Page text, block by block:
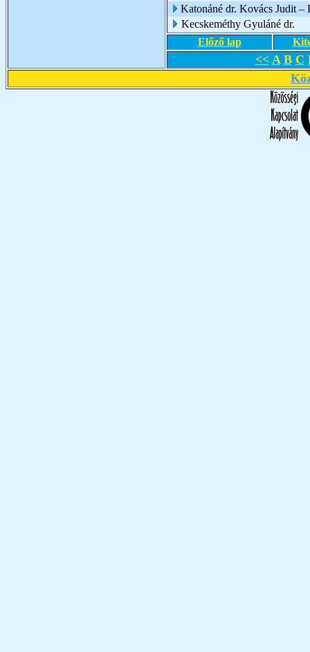
Katonáné dr. Kovács Judit –
Kecskeméthy Gyuláné dr.
Előző lap
<< A B C